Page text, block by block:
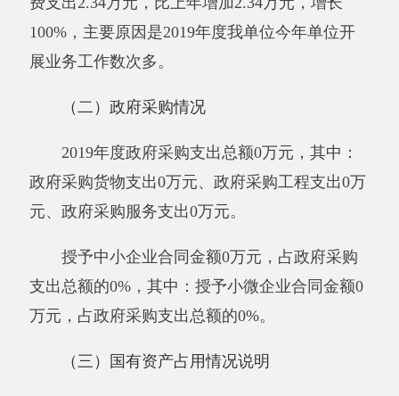
算绩效管理取得的成效：无。发现的问题及原
因：无。下一步改进措施：无。无。
财政拨款收入：指同级财政当年拨付的资
上级补助收入：指事业单位从主管部门和上
级单位取得的非财政补助收入。
事业收入：指事业单位开展专业业务活动及
其辅助活动所取得的收入。
经营收入：指事业单位在专业业务活动及其